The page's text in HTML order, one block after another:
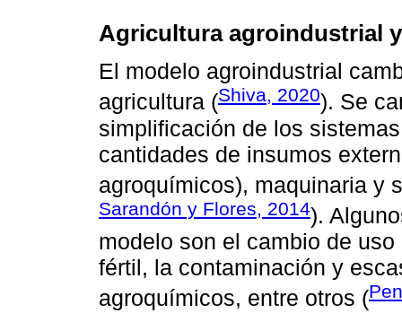
Agricultura agroindustrial
El modelo agroindustrial
agricultura (Shiva, 2020). Se
simplificación de los
cantidades de insumos
agroquímicos), maquinaria y
Sarandón y Flores, 2014).
modelo son el cambio de
fértil, la contaminación y
agroquímicos, entre otros (